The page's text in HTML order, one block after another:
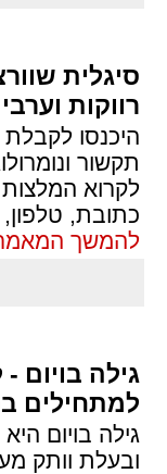
סיגלית
רווקות
היכנסו לקבלת
תקשור
לקרוא המלצות
כתובת,
להמשך
גילה בויום
למתחילים
גילה בויום
ובעלת וותק מעל 25